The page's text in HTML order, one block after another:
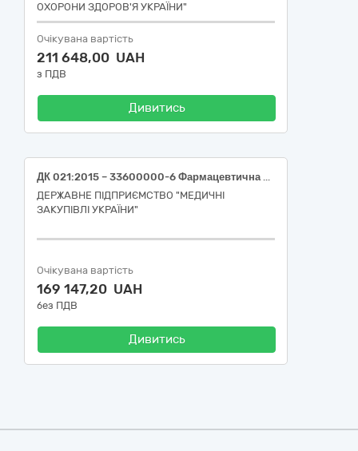
ОХОРОНИ ЗДОРОВ'Я УКРАЇНИ"
Очікувана вартість
211 648,00 UAH
з ПДВ
Дивитись
ДК 021:2015 – 33600000-6 Фармацевтична продукція (Леветирацетам 250 мг)
ДЕРЖАВНЕ ПІДПРИЄМСТВО "МЕДИЧНІ
ЗАКУПІВЛІ УКРАЇНИ"
Очікувана вартість
169 147,20 UAH
без ПДВ
Дивитись